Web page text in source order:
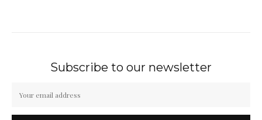
Subscribe to our newsletter